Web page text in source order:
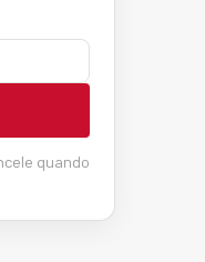
quando